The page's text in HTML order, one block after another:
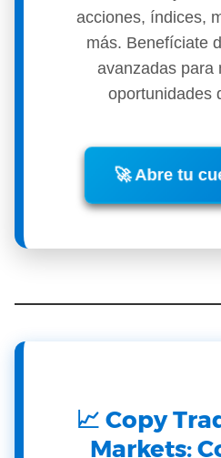
acciones, índices,
más. Benefíciate
avanzadas para
oportunidades
🚀Abre tu
📈 Copy
Markets: